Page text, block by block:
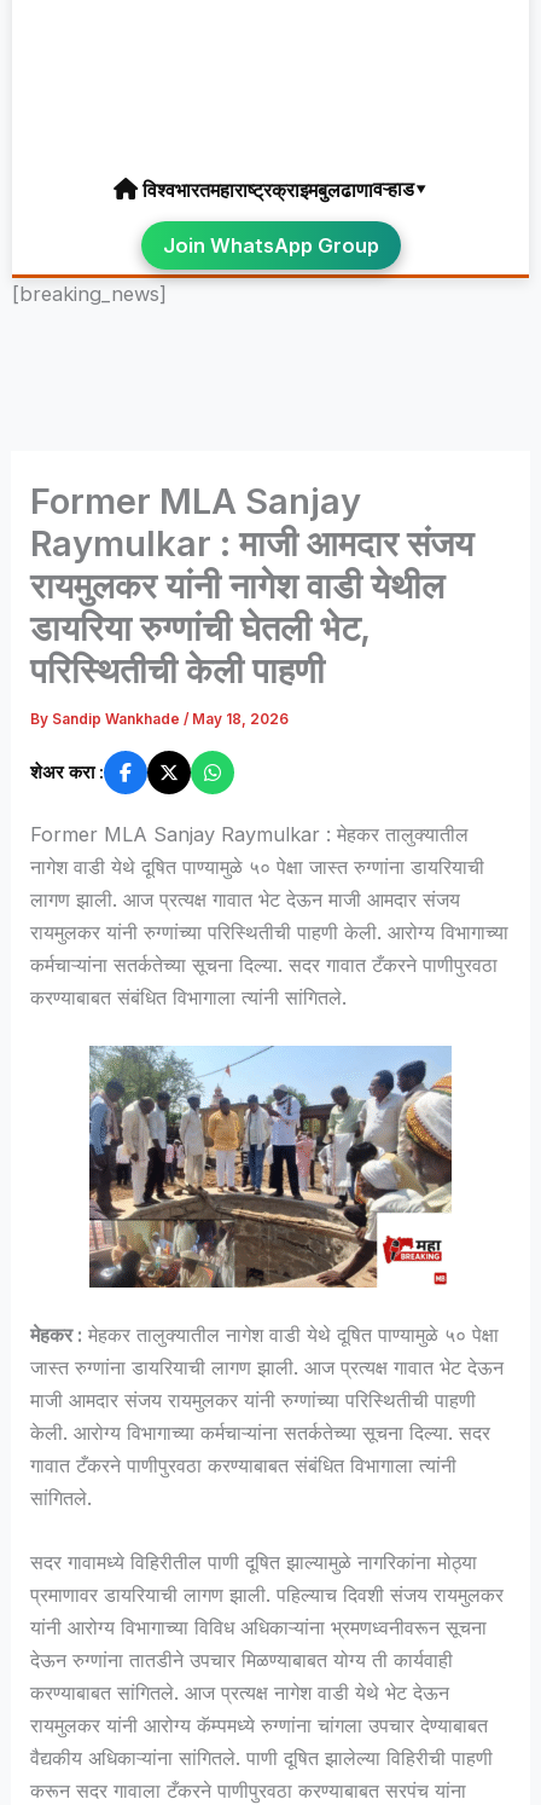
विश्वभारतमहाराष्ट्रक्राइमबुलढाणावऱ्हाड▾
Join WhatsApp Group
[breaking_news]
Former MLA Sanjay
Raymulkar : माजी आमदार संजय
रायमुलकर यांनी नागेश वाडी येथील
डायरिया रुग्णांची घेतली भेट,
परिस्थितीची केली पाहणी
By Sandip Wankhade/ May 18, 2026
शेअर करा :
Former MLA Sanjay Raymulkar : मेहकर तालुक्यातील
नागेश वाडी येथे दूषित पाण्यामुळे ५० पेक्षा जास्त रुग्णांना डायरियाची
लागण झाली. आज प्रत्यक्ष गावात भेट देऊन माजी आमदार संजय
रायमुलकर यांनी रुग्णांच्या परिस्थितीची पाहणी केली. आरोग्य विभागाच्या
कर्मचाऱ्यांना सतर्कतेच्या सूचना दिल्या. सदर गावात टँकरने पाणीपुरवठा
करण्याबाबत संबंधित विभागाला त्यांनी सांगितले.
मेहकर : मेहकर तालुक्यातील नागेश वाडी येथे दूषित पाण्यामुळे ५० पेक्षा
जास्त रुग्णांना डायरियाची लागण झाली. आज प्रत्यक्ष गावात भेट देऊन
माजी आमदार संजय रायमुलकर यांनी रुग्णांच्या परिस्थितीची पाहणी
केली. आरोग्य विभागाच्या कर्मचाऱ्यांना सतर्कतेच्या सूचना दिल्या. सदर
गावात टँकरने पाणीपुरवठा करण्याबाबत संबंधित विभागाला त्यांनी
सांगितले.
सदर गावामध्ये विहिरीतील पाणी दूषित झाल्यामुळे नागरिकांना मोठ्या
प्रमाणावर डायरियाची लागण झाली. पहिल्याच दिवशी संजय रायमुलकर
यांनी आरोग्य विभागाच्या विविध अधिकाऱ्यांना भ्रमणध्वनीवरून सूचना
देऊन रुग्णांना तातडीने उपचार मिळण्याबाबत योग्य ती कार्यवाही
करण्याबाबत सांगितले. आज प्रत्यक्ष नागेश वाडी येथे भेट देऊन
रायमुलकर यांनी आरोग्य कॅम्पमध्ये रुग्णांना चांगला उपचार देण्याबाबत
वैद्यकीय अधिकाऱ्यांना सांगितले. पाणी दूषित झालेल्या विहिरीची पाहणी
करून सदर गावाला टँकरने पाणीपुरवठा करण्याबाबत सरपंच यांना